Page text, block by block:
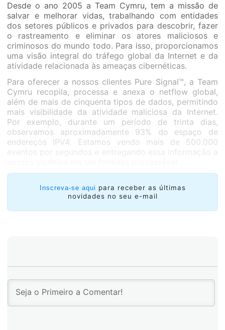
Desde o ano 2005 a Team Cymru, tem a missão de
salvar e melhorar vidas, trabalhando com entidades
dos setores públicos e privados para descobrir, fazer
o rastreamento e eliminar os atores maliciosos e
criminosos do mundo todo. Para isso, proporcionamos
uma visão integral do tráfego global da Internet e da
atividade relacionada às ameaças cibernéticas.
Para oferecer a nossos clientes Pure Signal™, a Team
Cymru recopila, processa e anexa o netflow global,
além de mais de cinquenta tipos de dados, permitindo
mais visibilidade da atividade maliciosa da Internet.
Por exemplo, durante um período de trinta dias,
observamos aproximadamente 93% do espaço de
endereços IPV4. Estamos vendo mais de 500.000
eventos por segundos e entregando essa informação a
As equipes e os investigadores de cibersegurança
mais avançados do mundo confiam nas nossas
soluções para descobrir quem, como, quando, onde e
por quê, são produzidos os comportamentos
que o mundo seja um lugar mais seguro.
Inscreva-se aqui para receber as últimas
novidades no seu e-mail